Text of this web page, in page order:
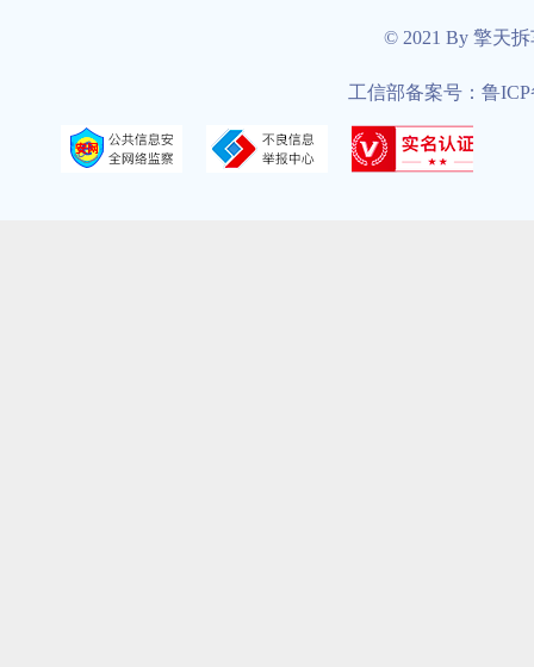
© 2021 By 擎天
工信部备案号：鲁